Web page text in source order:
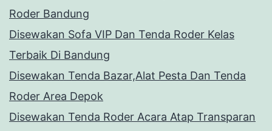
Roder Bandung
Disewakan Sofa VIP Dan Tenda Roder Kelas
Terbaik Di Bandung
Disewakan Tenda Bazar,Alat Pesta Dan Tenda
Roder Area Depok
Disewakan Tenda Roder Acara Atap Transparan